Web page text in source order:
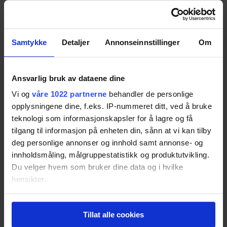
Samtykke Detaljer Annonseinnstillinger Om
Ansvarlig bruk av dataene dine
Vi og våre 1022 partnerne behandler de personlige
opplysningene dine, f.eks. IP-nummeret ditt, ved å bruke
teknologi som informasjonskapsler for å lagre og få
tilgang til informasjon på enheten din, sånn at vi kan tilby
deg personlige annonser og innhold samt annonse- og
innholdsmåling, målgruppestatistikk og produktutvikling.
Du velger hvem som bruker dine data og i hvilke
hensikter.
Hvis du gir oss lov, vil vi også gjerne:
Innhente informasjon om den geografiske
Tillat alle cookies
T3 Magazine(2014)
No live traffic aid and hefty price tag Les saken
gps #tomtom
Med disse GPS-ene kan du navigere som
proffene
GPS-nyheter kommer på markedet hvert år, med stadig nye